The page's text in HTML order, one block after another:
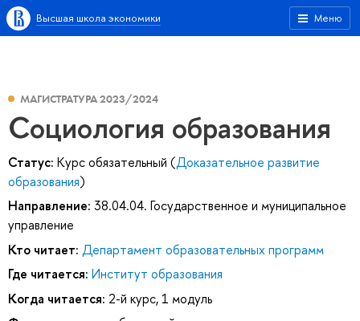
Меню
Высшая школа экономики
МАГИСТРАТУРА 2023/2024
Социология образования
Статус: Курс обязательный (Доказательное развитие
образования)
Направление: 38.04.04. Государственное и муниципальное
управление
Кто читает: Департамент образовательных программ
Где читается: Институт образования
Когда читается: 2-й курс, 1 модуль